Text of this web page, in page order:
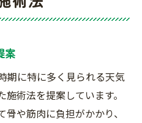
案
期に特に多く見られる天気
術法を提案しています。
や筋肉に負担がかかり、